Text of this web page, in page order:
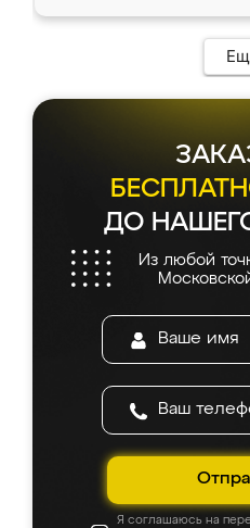
мебель сразу встала
каких-либо
довольна, все
ДО
Из любой
Я соглашаюсь на